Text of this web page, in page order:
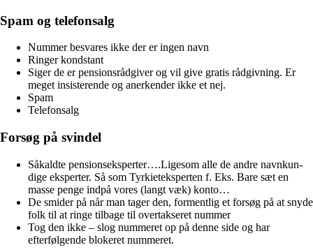
Spam og telefonsalg
Nummer besvares ikke der er ingen navn
Ringer kondstant
Siger de er pensionsrådgiver og vil give gratis rådgivning. Er
meget insisterende og anerkender ikke et nej.
Spam
Telefonsalg
Forsøg på svindel
Såkaldte pensionseksperter….Ligesom alle de andre navnkun-
dige eksperter. Så som Tyrkieteksperten f. Eks. Bare sæt en
masse penge indpå vores (langt væk) konto…
De smider på når man tager den, formentlig et forsøg på at snyde
folk til at ringe tilbage til overtakseret nummer
Tog den ikke – slog nummeret op på denne side og har
efterfølgende blokeret nummeret.